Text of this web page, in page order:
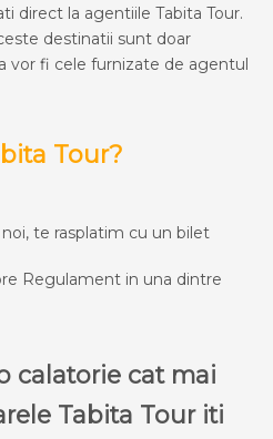
direct la agentiile Tabita Tour.
destinatii sunt doar
vor fi cele furnizate de agentul
Tour?
te rasplatim cu un bilet
Regulament in una dintre
calatorie cat mai
Tabita Tour iti